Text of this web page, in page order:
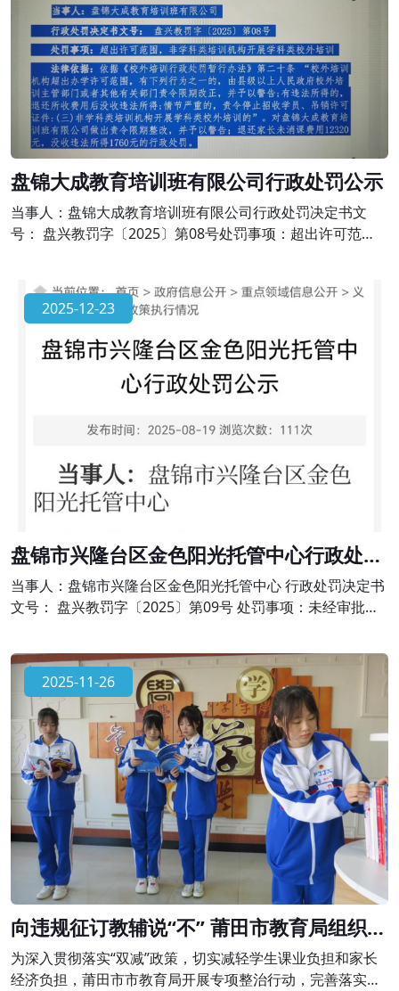
盘锦大成教育培训班有限公司行政处罚公示
当事人：盘锦大成教育培训班有限公司行政处罚决定书文
号： 盘兴教罚字〔2025〕第08号处罚事项：超出许可范
出办学许可范围，有下列行为之一的，由县级以上人民政府
校外培训主管部门或者其他有关部门责令限期改正，并予以
警告;有违法所得的，退还所收费用后没收违法所得;情节严重
的，责令停止招收学员、吊销许
2025-12-23
盘锦市兴隆台区金色阳光托管中心行政处罚
公示
当事人：盘锦市兴隆台区金色阳光托管中心 行政处罚决定书
文号： 盘兴教罚字〔2025〕第09号 处罚事项：未经审批擅
民共和国民办教育促进法》第六十四条、《校外培训行政处
罚暂行办法》第十七条的规定。对金色阳光托管中心作出责
令停止举办学科类培训，并予以警告;退还家长未消课费用
980元并处以2940元的罚款。
2025-11-26
向违规征订教辅说“不” 莆田市教育局组织开
展专项整治行动
为深入贯彻落实“双减”政策，切实减轻学生课业负担和家长
经济负担，莆田市市教育局开展专项整治行动，完善落实进